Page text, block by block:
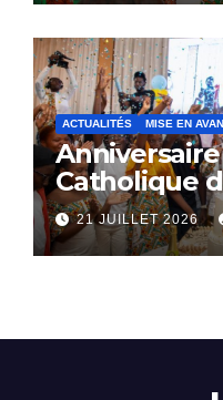
ACTUALITÉS MISE EN
Catholique
Le
célèbre ses
d’existence
21 JUILLET 2026